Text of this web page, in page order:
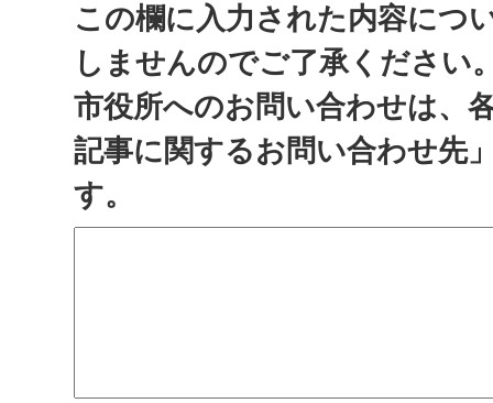
この欄に入力された内容につ
しませんのでご了承ください
市役所へのお問い合わせは、
記事に関するお問い合わせ先
す。